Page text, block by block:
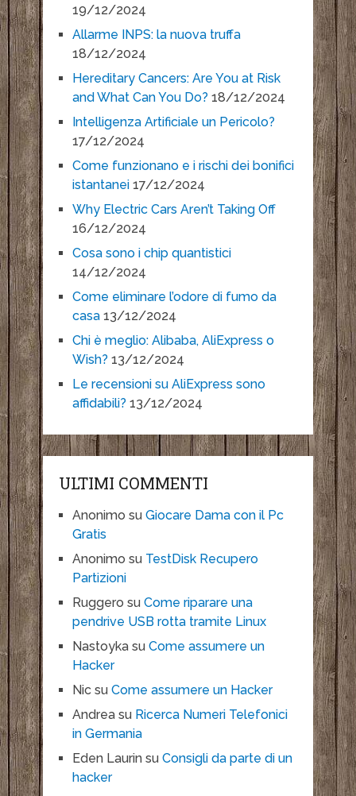
19/12/2024
Allarme INPS: la nuova truffa
18/12/2024
Hereditary Cancers: Are You at Risk
and What Can You Do? 18/12/2024
Intelligenza Artificiale un Pericolo?
17/12/2024
Come funzionano e i rischi dei bonifici
istantanei 17/12/2024
Why Electric Cars Aren’t Taking Off
16/12/2024
Cosa sono i chip quantistici
14/12/2024
Come eliminare l’odore di fumo da
casa 13/12/2024
Chi è meglio: Alibaba, AliExpress o
Wish? 13/12/2024
Le recensioni su AliExpress sono
affidabili? 13/12/2024
ULTIMI COMMENTI
Anonimo su Giocare Dama con il Pc
Gratis
Anonimo su TestDisk Recupero
Partizioni
Ruggero su Come riparare una
pendrive USB rotta tramite Linux
Nastoykasu Come assumere un
Hacker
Nicsu Come assumere un Hacker
Andreasu Ricerca Numeri Telefonici
in Germania
Eden Laurinsu Consigli da parte di un
hacker